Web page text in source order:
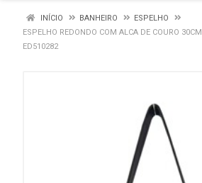
INÍCIO BANHEIRO
ESPELHO
ESPELHO REDONDO COM ALCA DE COURO 30CM
ED510282